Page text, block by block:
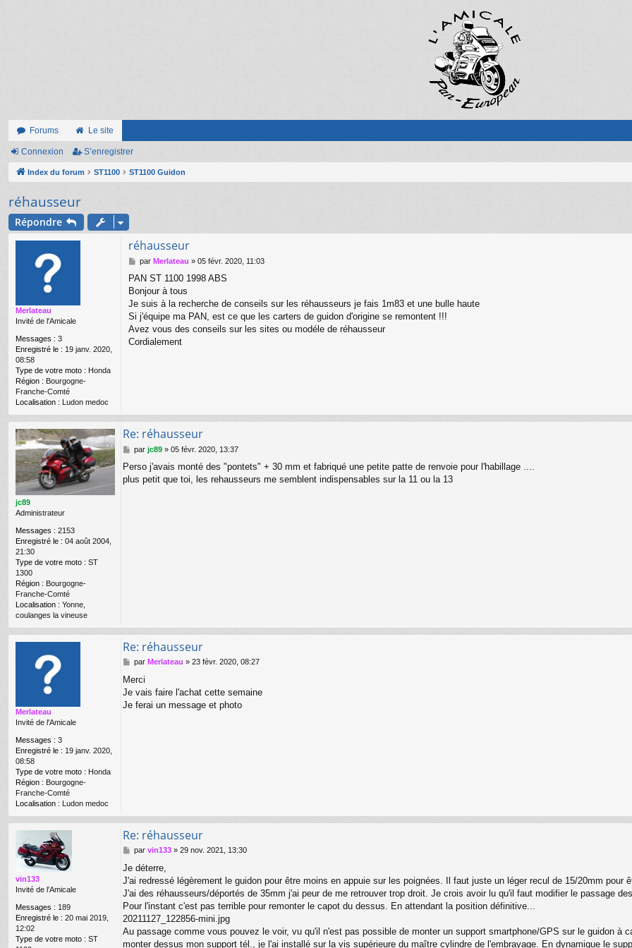
Forums Le site
Connexion S’enregistrer
Index du forum ST1100 ST1100 Guidon
réhausseur
Répondre
Merlateau
Invité de l'Amicale
Messages : 3
Enregistré le : 19 janv. 2020,
08:58
Type de votre moto : Honda
Région : Bourgogne-
Franche-Comté
Localisation : Ludon medoc
réhausseur
M
s
s
a
g
e
par Merlateau » 05 févr. 2020, 11:03
PAN ST 1100 1998 ABS
Bonjour à tous
Je suis à la recherche de conseils sur les réhausseurs je fais 1m83 et une bulle haute
Si j'équipe ma PAN, est ce que les carters de guidon d'origine se remontent !!!
Avez vous des conseils sur les sites ou modéle de réhausseur
Cordialement
jc89
Administrateur
Messages : 2153
Enregistré le : 04 août 2004,
21:30
Type de votre moto : ST
1300
Région : Bourgogne-
Franche-Comté
Localisation : Yonne,
coulanges la vineuse
Re: réhausseur
M
s
s
par jc89» 05 févr. 2020, 13:37
Perso j'avais monté des "pontets" + 30 mm et fabriqué une petite patte de renvoie pour l'habillage ....
plus petit que toi, les rehausseurs me semblent indispensables sur la 11 ou la 13
Merlateau
Invité de l'Amicale
Messages : 3
Enregistré le : 19 janv. 2020,
08:58
Type de votre moto : Honda
Région : Bourgogne-
Franche-Comté
Localisation : Ludon medoc
Re: réhausseur
M
s
s
a
par Merlateau » 23 févr. 2020, 08:27
Merci
Je vais faire l'achat cette semaine
Je ferai un message et photo
vin133
Invité de l'Amicale
Messages : 189
Enregistré le : 20 mai 2019,
12:02
Type de votre moto : ST
Re: réhausseur
M
s
s
a
par vin133» 29 nov. 2021, 13:30
Je déterre,
J'ai redressé légèrement le guidon pour être moins en appuie sur les poignées. Il faut juste un léger recul de 15/20mm pour
J'ai des réhausseurs/déportés de 35mm j'ai peur de me retrouver trop droit. Je crois avoir lu qu'il faut modifier le passage des
Pour l'instant c'est pas terrible pour remonter le capot du dessus. En attendant la position définitive...
20211127_122856-mini.jpg
Au passage comme vous pouvez le voir, vu qu'il n'est pas possible de monter un support smartphone/GPS sur le guidon à
monter dessus mon support tél., je l'ai installé sur la vis supérieure du maître cylindre de l'embrayage. En dynamique le